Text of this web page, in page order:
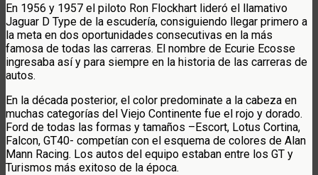
En 1956 y 1957 el piloto Ron Flockhart lideró el llamativo
Jaguar D Type de la escudería, consiguiendo llegar primero a
la meta en dos oportunidades consecutivas en la más
famosa de todas las carreras. El nombre de Ecurie Ecosse
ingresaba así y para siempre en la historia de las carreras de
autos.
En la década posterior, el color predominate a la cabeza en
muchas categorías del Viejo Continente fue el rojo y dorado.
Ford de todas las formas y tamaños –Escort, Lotus Cortina,
Falcon, GT40- competían con el esquema de colores de Alan
Mann Racing. Los autos del equipo estaban entre los GT y
Turismos más exitoso de la época.